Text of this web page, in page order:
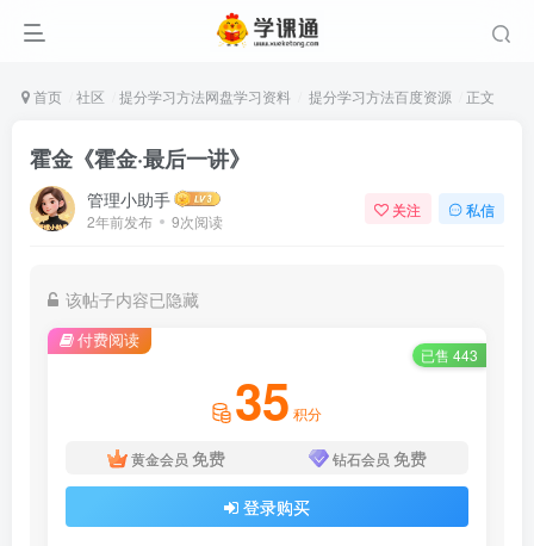
首页 社区 提分学习方法网盘学习资料 提分学习方法百度资源 正文
霍金《霍金·最后一讲》
管理小助手
2年前发布 9次阅读
关注 私信
该帖子内容已隐藏
付费阅读
已售 443
35 积分
黄金会员 免费 钻石会员 免费
登录购买